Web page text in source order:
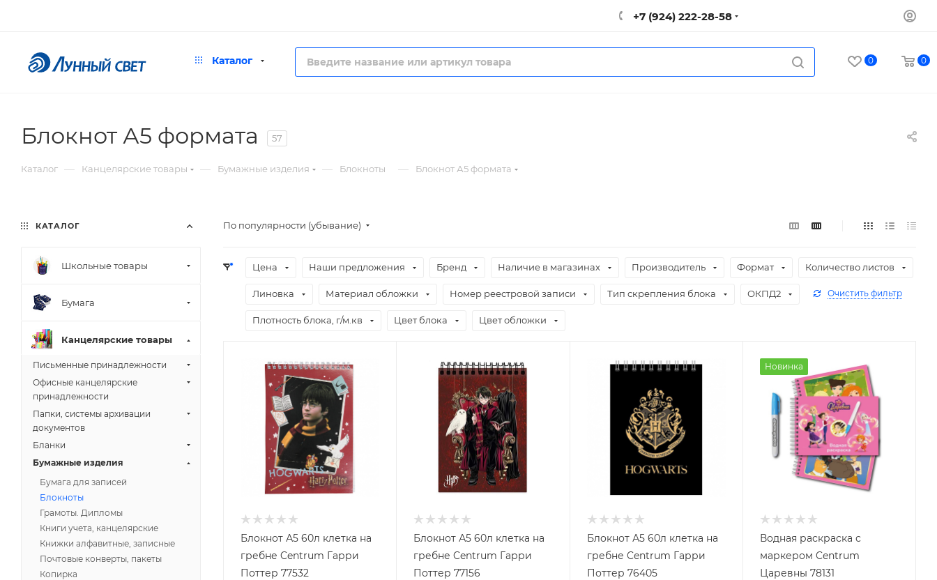
+7 (924) 222-28-58
Каталог 0 0
Блокнот А5 формата 57
Каталог — Канцелярские товары — Бумажные изделия — Блокноты — Блокнот А5 формата
По популярности (убывание)
Цена Наши предложения Бренд Наличие в магазинах Производитель Формат Количество листов
Линовка Материал обложки Номер реестровой записи Тип скрепления блока ОКПД2
Плотность блока, г/м.кв Цвет блока Цвет обложки
Очистить фильтр
Блокнот А5 60л клетка на
гребне Centrum Гарри
Поттер 77532
Блокнот А5 60л клетка на
гребне Centrum Гарри
Поттер 77156
Блокнот А5 60л клетка на
гребне Centrum Гарри
Поттер 76405
Новинка
Водная раскраска с
маркером Centrum
Царевны 78131
КАТАЛОГ
Школьные товары
Бумага
Канцелярские товары
Письменные принадлежности
Офисные канцелярские
принадлежности
Папки, системы архивации
документов
Бланки
Бумажные изделия
Бумага для записей
Блокноты
Грамоты. Дипломы
Книги учета, канцелярские
Книжки алфавитные, записные
Почтовые конверты, пакеты
Копирка